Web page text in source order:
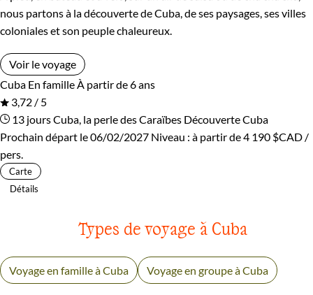
cayos... Votrevoyage en famille à Cubasera riche, coloré,
émouvant, culturel et dansant.
Guide de voyage Cuba
nous partons à la découverte de Cuba, de ses paysages, ses villes
coloniales et son peuple chaleureux.
Voir le voyage
Cuba En famille À partir de 6 ans
3,72 / 5
13 joursCuba, la perle des Caraïbes Découverte Cuba
Prochain départ le 06/02/2027 Niveau : à partir de4 190 $CAD /
pers.
Carte
Détails
Types de voyage à Cuba
Voyage en famille à Cuba Voyage en groupe à Cuba